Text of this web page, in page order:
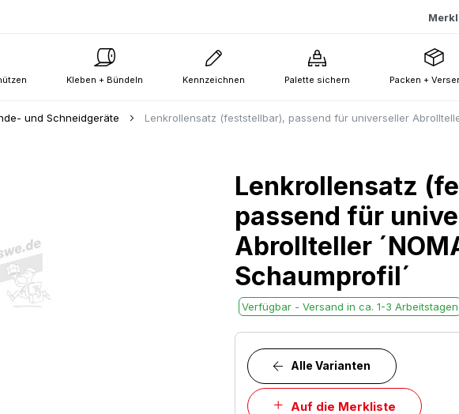
Kleben + Bündeln Kennzeichnen Palette sichern Packen +
und Schneidgeräte Lenkrollensatz (feststellbar), passend für universeller
Lenkrollensatz
passend für
Abrollteller
Schaumprofil´
Verfügbar - Versand in ca. 1-3 Arbeitstagen
Auf die Merkliste
Alle Varianten